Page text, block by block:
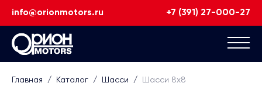
info@orionmotors.ru +7 (391) 27-000-27
Главная / Каталог / Шасси / Шасси 8х8